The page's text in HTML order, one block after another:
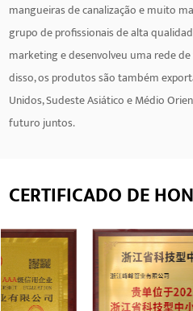
mangueiras de canalização e muito
grupo de profissionais de alta
marketing e desenvolveu uma rede
disso, os produtos são também
Unidos, Sudeste Asiático e Médio
futuro juntos.
CERTIFICADO DE